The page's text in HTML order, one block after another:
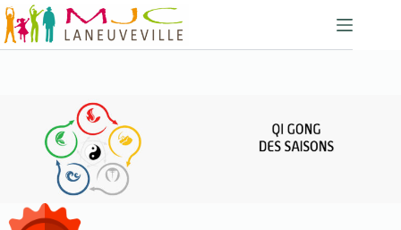
Passer
au
contenu